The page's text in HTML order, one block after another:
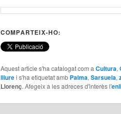
COMPARTEIX-HO:
Aquest article s'ha catalogat com aCultura,
lliurei s'ha etiquetat amb Palma,Sarsuela,
Llorenç. Afegeix a les adreces d'interès l'